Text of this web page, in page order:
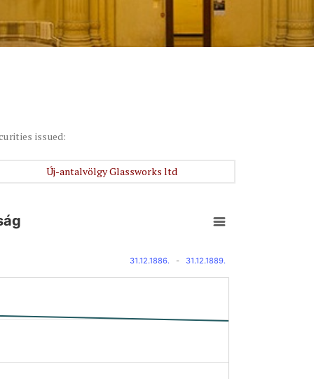
issued:
Új-antalvölgy Glassworks ltd
31.12.1886. - 31.12.1889.